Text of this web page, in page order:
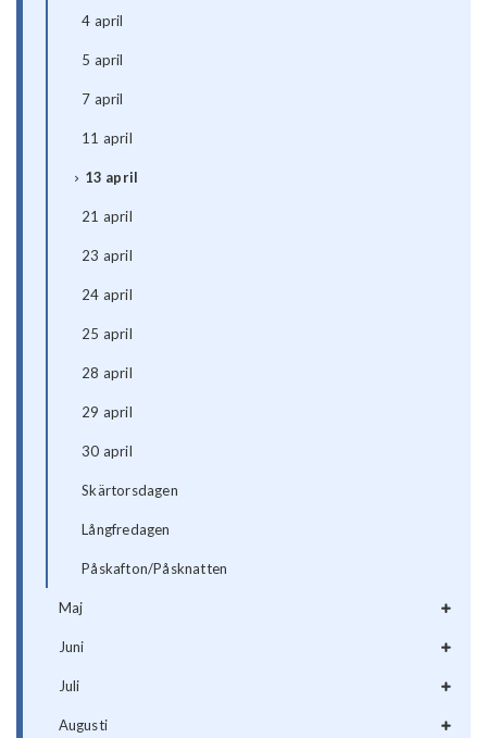
4 april
5 april
7 april
11 april
13 april
21 april
23 april
24 april
25 april
28 april
29 april
30 april
Skärtorsdagen
Långfredagen
Påskafton/Påsknatten
Maj
Juni
Juli
Augusti